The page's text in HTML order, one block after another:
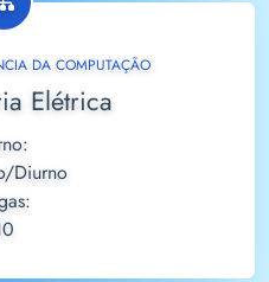
DA COMPUTAÇÃO
Elétrica
Diurno